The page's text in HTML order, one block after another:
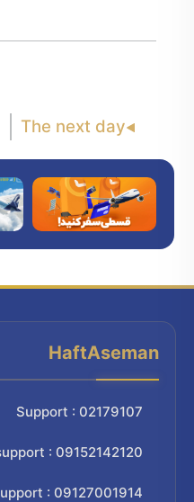
The next day
HaftAseman
Support : 02179107
: 09152142120
: 09127001914